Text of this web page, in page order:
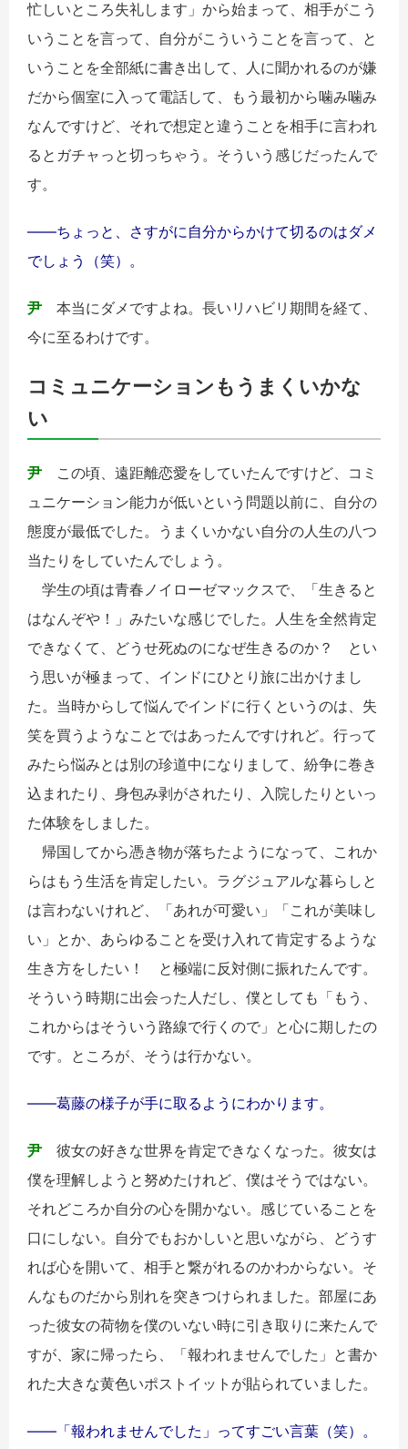
忙しいところ失礼します」から始まって、相手がこう
いうことを言って、自分がこういうことを言って、と
いうことを全部紙に書き出して、人に聞かれるのが嫌
だから個室に入って電話して、もう最初から噛み噛み
なんですけど、それで想定と違うことを相手に言われ
るとガチャっと切っちゃう。そういう感じだったんで
す。
――ちょっと、さすがに自分からかけて切るのはダメ
でしょう（笑）。
尹 本当にダメですよね。長いリハビリ期間を経て、
今に至るわけです。
コミュニケーションもうまくいかな
い
尹 この頃、遠距離恋愛をしていたんですけど、コミ
ュニケーション能力が低いという問題以前に、自分の
態度が最低でした。うまくいかない自分の人生の八つ
当たりをしていたんでしょう。
学生の頃は青春ノイローゼマックスで、「生きると
はなんぞや！」みたいな感じでした。人生を全然肯定
できなくて、どうせ死ぬのになぜ生きるのか？ とい
う思いが極まって、インドにひとり旅に出かけまし
た。当時からして悩んでインドに行くというのは、失
笑を買うようなことではあったんですけれど。行って
みたら悩みとは別の珍道中になりまして、紛争に巻き
込まれたり、身包み剥がされたり、入院したりといっ
た体験をしました。
帰国してから憑き物が落ちたようになって、これか
らはもう生活を肯定したい。ラグジュアルな暮らしと
は言わないけれど、「あれが可愛い」「これが美味し
い」とか、あらゆることを受け入れて肯定するような
生き方をしたい！ と極端に反対側に振れたんです。
そういう時期に出会った人だし、僕としても「もう、
これからはそういう路線で行くので」と心に期したの
です。ところが、そうは行かない。
――葛藤の様子が手に取るようにわかります。
尹 彼女の好きな世界を肯定できなくなった。彼女は
僕を理解しようと努めたけれど、僕はそうではない。
それどころか自分の心を開かない。感じていることを
口にしない。自分でもおかしいと思いながら、どうす
れば心を開いて、相手と繋がれるのかわからない。そ
んなものだから別れを突きつけられました。部屋にあ
った彼女の荷物を僕のいない時に引き取りに来たんで
すが、家に帰ったら、「報われませんでした」と書か
れた大きな黄色いポストイットが貼られていました。
――「報われませんでした」ってすごい言葉（笑）。